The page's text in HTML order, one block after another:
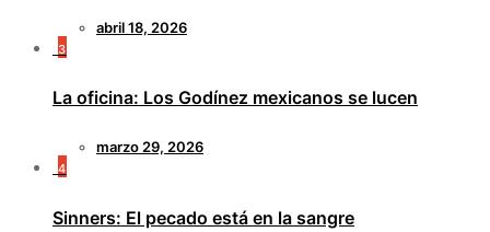
abril 18, 2026
3
La oficina: Los Godínez mexicanos se lucen
marzo 29, 2026
4
Sinners: El pecado está en la sangre